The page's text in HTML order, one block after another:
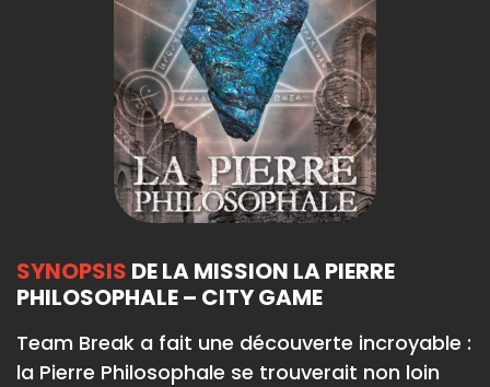
SYNOPSIS DE LA MISSION LA PIERRE
PHILOSOPHALE – CITY GAME
Team Break a fait une découverte incroyable :
la Pierre Philosophale se trouverait non loin